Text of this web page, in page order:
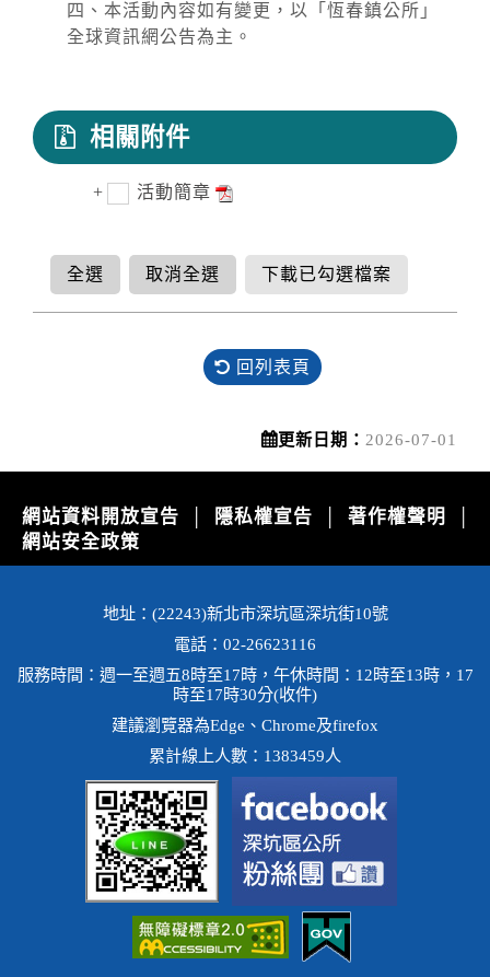
四、本活動內容如有變更，以「恆春鎮公所」
全球資訊網公告為主。
相關附件
活動簡章
全選 取消全選 下載已勾選檔案
回列表頁
更新日期： 2026-07-01
網站資料開放宣告 隱私權宣告 著作權聲明
網站安全政策
地址：(22243)新北市深坑區深坑街10號
電話：02-26623116
服務時間：週一至週五8時至17時，午休時間：12時至13時，17
時至17時30分(收件)
建議瀏覽器為Edge、Chrome及firefox
累計線上人數：1383459人